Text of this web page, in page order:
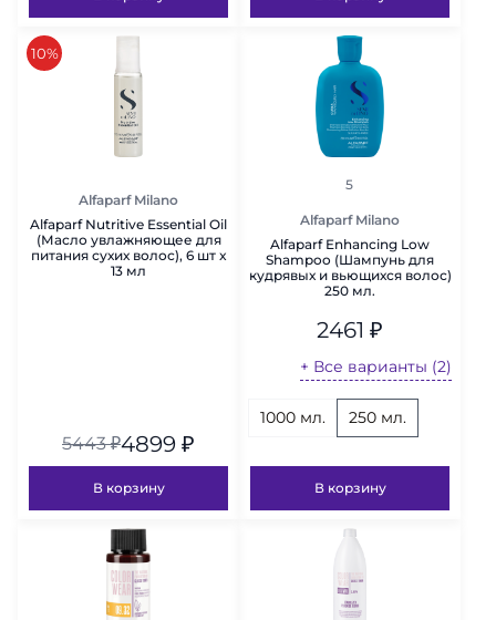
скидка
10%
Alfaparf Milano
Alfaparf Nutritive Essential Oil
(Масло увлажняющее для
питания сухих волос), 6 шт x
13 мл
5443₽4899 ₽
В корзину
рейтинг
5
Alfaparf Milano
Alfaparf Enhancing Low
Shampoo (Шампунь для
кудрявых и вьющихся волос)
250 мл.
2461 ₽
+ Все варианты (2)
1000 мл. 250 мл.
В корзину